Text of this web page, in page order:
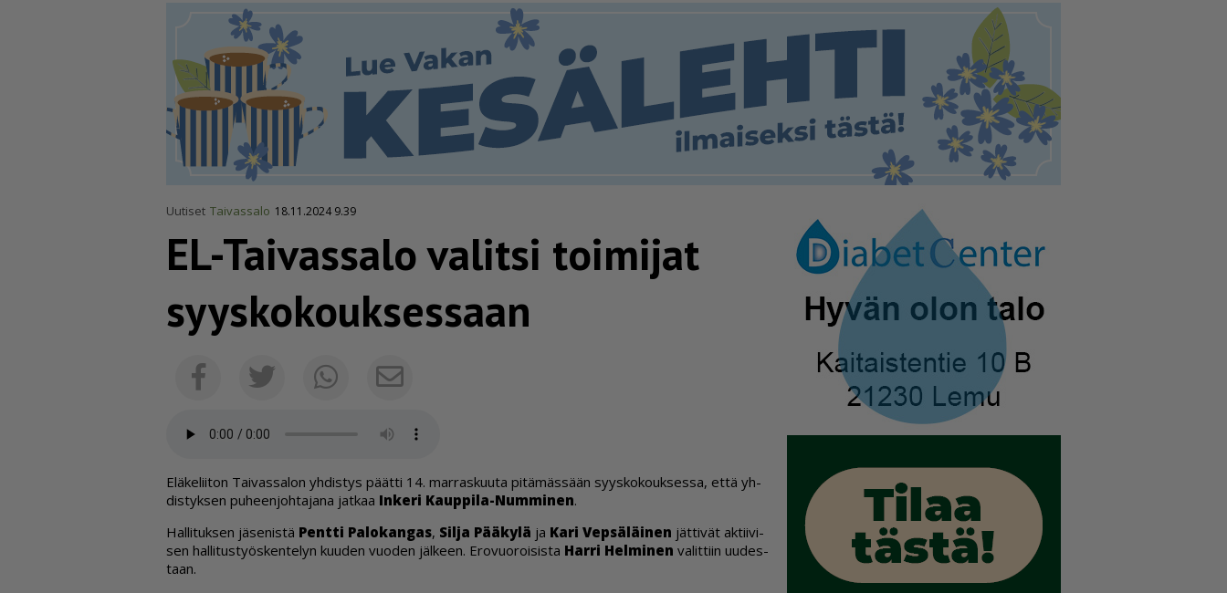
Uutiset Taivassalo 18.11.2024 9.39
EL-Taivassalo valitsi toimijat
syysko­kouk­sessaan
FacebookTwitterWhatsappSähköposti
Elä­ke­lii­ton Tai­vas­sa­lon yh­dis­tys päät­ti 14. mar­ras­kuu­ta pi­tä­mäs­sään syys­ko­kouk­ses­sa, et­tä yh­
dis­tyk­sen pu­heen­joh­ta­ja­na jat­kaa In­ke­ri Kaup­pi­la-Num­mi­nen.
Hal­li­tuk­sen jä­se­nis­tä Pent­ti Pa­lo­kan­gas, Sil­ja Pää­ky­lä ja Kari Vep­sä­läi­nen jät­ti­vät ak­tii­vi­
sen hal­li­tus­työs­ken­te­lyn kuu­den vuo­den jäl­keen. Ero­vuo­roi­sis­ta Har­ri Hel­mi­nen va­lit­tiin uu­des­
taan.